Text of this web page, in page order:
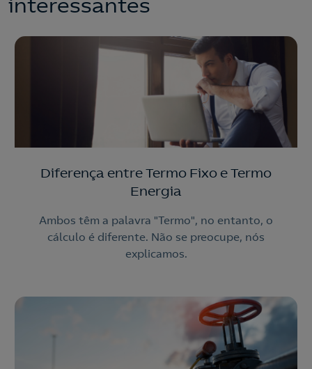
Contacte-nos
Nós ligamos!
Ao preencher este formulário, entraremos em contacto
Eletricidade e Gás.
Nós ligamos!
210 540 000
interessantes
Diferença entre Termo Fixo e Termo
Energia
Ambos têm a palavra "Termo", no entanto, o
cálculo é diferente. Não se preocupe, nós
explicamos.